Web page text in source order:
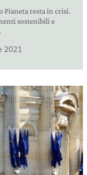
Pianeta resta in crisi.
sostenibili e
2021